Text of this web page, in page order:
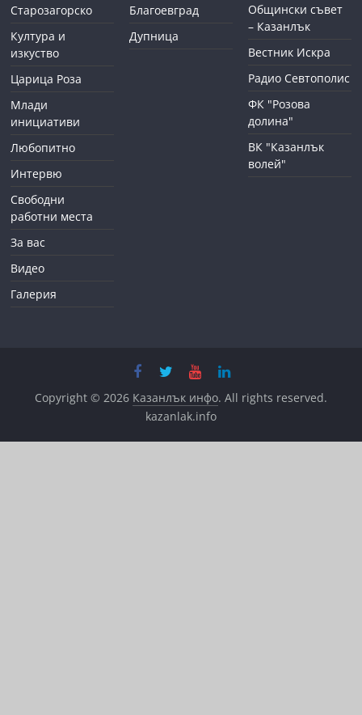
Старозагорско
Култура и
изкуство
Царица Роза
Млади
инициативи
Любопитно
Интервю
Свободни
работни места
За вас
Видео
Галерия
Благоевград
Дупница
Общински съвет
– Казанлък
Вестник Искра
Радио Севтополис
ФК "Розова
долина"
ВК "Казанлък
волей"
Copyright © 2026 Казанлък инфо. All rights reserved.
kazanlak.info